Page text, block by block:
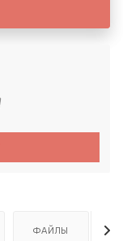
ФАЙЛЫ